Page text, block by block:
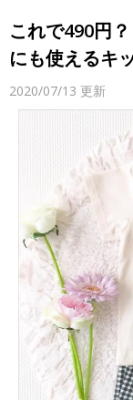
これで490円
にも使えるキ
2020/07/13 更新